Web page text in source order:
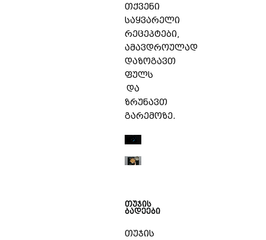
თქვენი
საყვარელი
რეცეპტები,
ამავდროულად
დაზოგავთ
ფულს
და
ზრუნავთ
გარემოზე.
თუჯის
ბადეები
თუჯის